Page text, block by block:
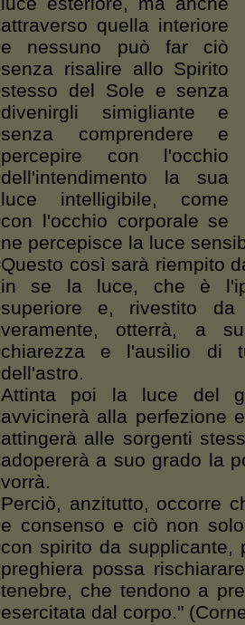
attraverso quella interiore
e nessuno può far ciò
senza risalire allo Spirito
stesso del Sole e senza
divenirgli simigliante e
senza comprendere e
percepire con l'occhio
dell'intendimento la sua
luce intelligibile, come
con l'occhio corporale se
ne percepisce la luce
Questo così sarà riempito
in se la luce, che è
superiore e, rivestito
veramente, otterrà, a
chiarezza e l'ausilio di
dell'astro.
Attinta poi la luce del
avvicinerà alla perfezione
attingerà alle sorgenti
adopererà a suo grado la
vorrà.
Perciò, anzitutto, occorre
e consenso e ciò non
con spirito da supplicante,
preghiera possa
tenebre, che tendono a
esercitata dal corpo."